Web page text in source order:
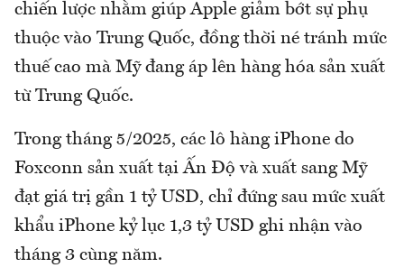
chiến lược nhằm giúp Apple giảm bớt sự phụ
thuộc vào Trung Quốc, đồng thời né tránh mức
thuế cao mà Mỹ đang áp lên hàng hóa sản xuất
từ Trung Quốc.
Trong tháng 5/2025, các lô hàng iPhone do
Foxconn sản xuất tại Ấn Độ và xuất sang Mỹ
đạt giá trị gần 1 tỷ USD, chỉ đứng sau mức xuất
khẩu iPhone kỷ lục 1,3 tỷ USD ghi nhận vào
tháng 3 cùng năm.